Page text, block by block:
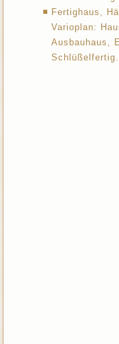
Fertighaus,
Varioplan:
Ausbauhaus,
Schlüßelfertig.